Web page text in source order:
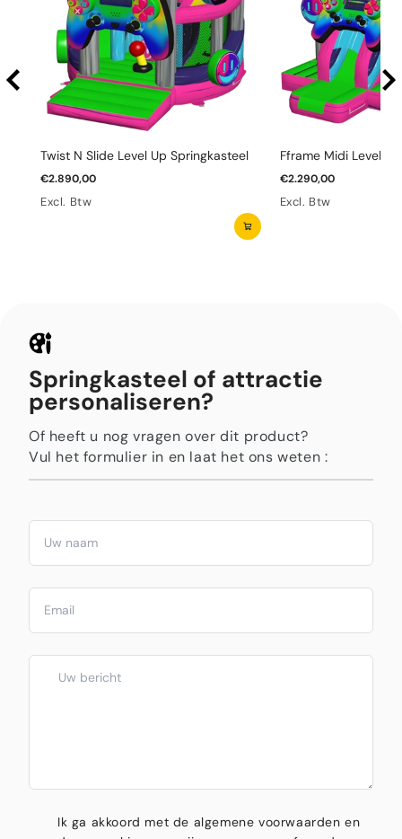
Twist N Slide Level Up Springkasteel
€2.890,00
Excl. Btw
Fframe Midi Level
€2.290,00
Excl. Btw
Springkasteel of attractie
personaliseren?
Of heeft u nog vragen over dit product?
Vul het formulier in en laat het ons weten :
Ik ga akkoord met de algemene voorwaarden en